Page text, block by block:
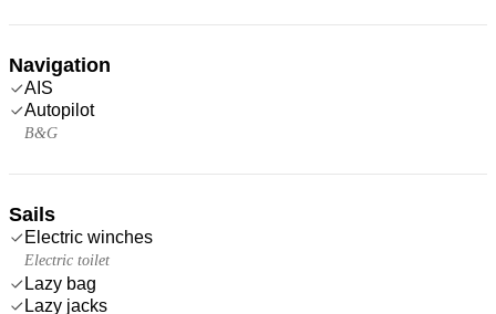
Navigation
AIS
Autopilot
B&G
Sails
Electric winches
Electric toilet
Lazy bag
Lazy jacks